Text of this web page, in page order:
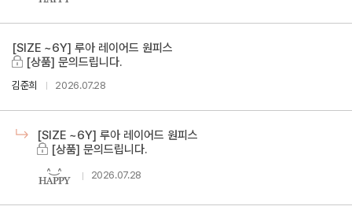
[SIZE ~6Y] 루아 레이어드 원피스
[상품] 문의드립니다.
김준희 2026.07.28
[SIZE ~6Y] 루아 레이어드 원피스
[상품] 문의드립니다.
2026.07.28